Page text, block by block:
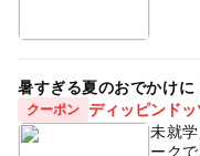
暑すぎる夏のおでかけ
クーポン ディッピンド
未就
ーク